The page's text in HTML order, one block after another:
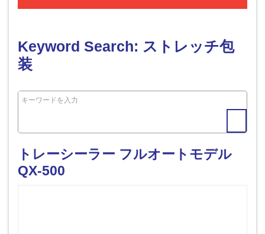
Keyword Search: ストレッチ包
装
トレーシーラー フルオートモデル
QX-500